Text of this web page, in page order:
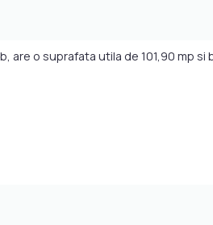
are o suprafata utila de 101,90 mp